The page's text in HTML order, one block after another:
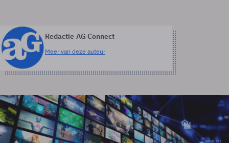
Redactie AG Connect
Meer van deze auteur